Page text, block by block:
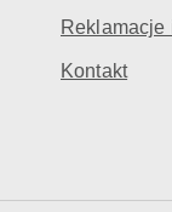
Reklamacje
Kontakt